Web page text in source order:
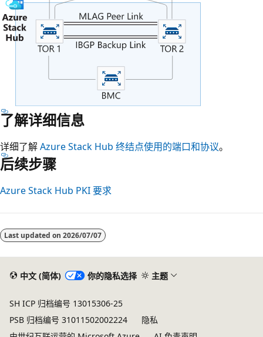
了解详细信息
详细了解Azure Stack Hub 终结点使用的端口和协议。
后续步骤
Azure Stack Hub PKI 要求
Last updated on 2026/07/07
中文 (简体) 你的隐私选择 主题
SH ICP 归档编号 13015306-25
PSB 归档编号 31011502002224
隐私